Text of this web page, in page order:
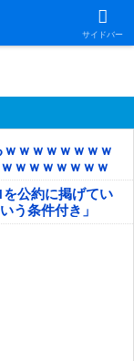
サイドバー
ｗｗｗｗｗｗｗ
ｗｗｗｗｗｗｗ
を公約に掲げてい
う条件付き」